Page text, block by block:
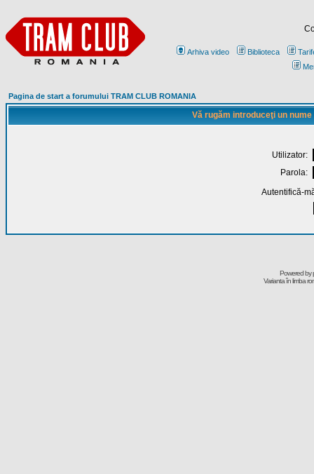
Arhiva video Biblioteca
Pagina de start a forumului TRAM CLUB ROMANIA
Vă rugăm introduceţi un
Utilizator:
Parola:
Autentifică-
Powered by
Varianta în limba